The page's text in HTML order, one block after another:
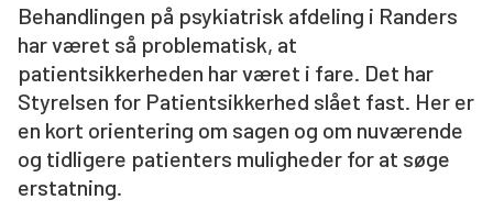
Behandlingen på psykiatrisk afdeling i Randers
har været så problematisk, at
patientsikkerheden har været i fare. Det har
Styrelsen for Patientsikkerhed slået fast. Her er
en kort orientering om sagen og om nuværende
og tidligere patienters muligheder for at søge
erstatning.